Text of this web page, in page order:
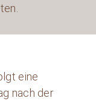
eine
nach der